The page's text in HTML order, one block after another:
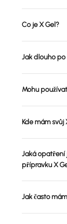
Co je X Gel?
Jak dlouho po
Mohu
Kde mám svůj
Jaká
přípravku X
Jak často